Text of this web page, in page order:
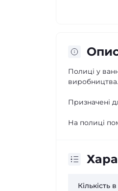
Полиці у
виробництва.
Призначені
На полиці
Кількість